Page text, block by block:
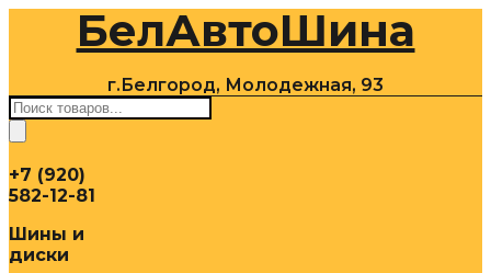
содержимомуБелАвтоШина
г.Белгород, Молодежная, 93
Поиск
товаров
+7 (920)
582-12-81
Шины и
диски